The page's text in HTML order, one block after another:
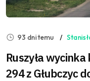
93 dni temu
Ruszyła
294 z Głubczyc